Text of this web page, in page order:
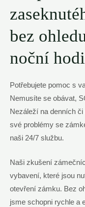
bez
⁣noční
Potřebujete pomoc ​s
Nemusíte se obávat,
Nezáleží ​na denních
⁤své problémy se​
naši 24/7 službu.‍
Naši zkušení
vybavení, které jsou‌
otevření zámku. Bez
jsme schopni ⁤rychle a‌